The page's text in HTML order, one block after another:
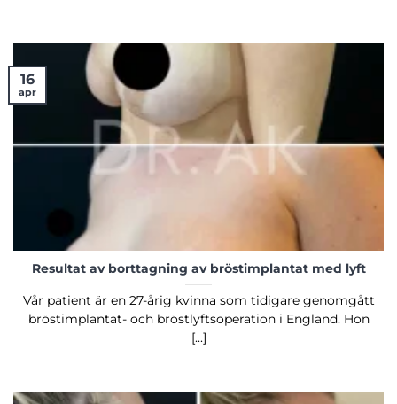
Resultat av borttagning av bröstimplantat med lyft
Vår patient är en 27-årig kvinna som tidigare genomgått
bröstimplantat- och bröstlyftsoperation i England. Hon
[...]
16
apr